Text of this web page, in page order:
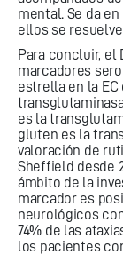
mental. Se da en
ellos se
Para concluir, el
marcadores
estrella en la
es la
gluten es la
valoración de
Sheffield desde
ámbito de la
marcador es
neurológicos
74% de las
los pacientes